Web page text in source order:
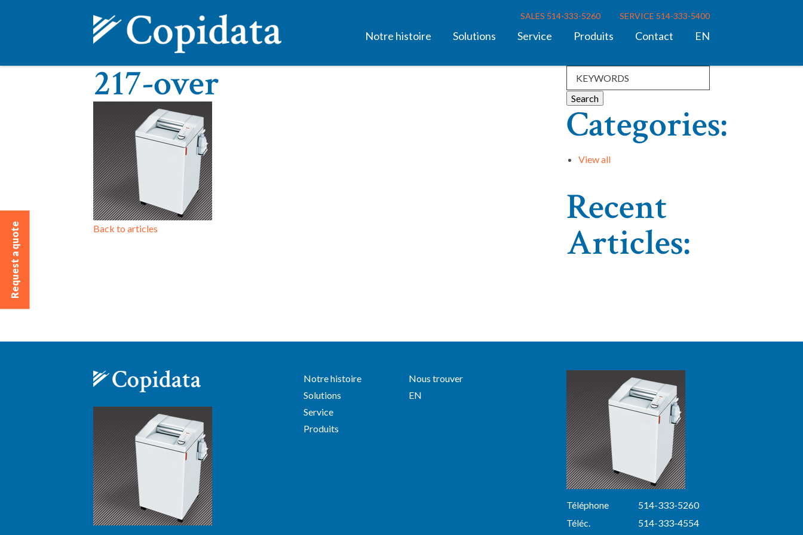
SALES 514-333-5260 SERVICE 514-333-5400
Notre histoire Solutions Service Produits Contact EN
Request a quote
217-over
Back to articles
Categories:
View all
Recent
Articles:
Notre histoire
Solutions
Service
Produits
Nous trouver
EN
Téléphone
514-333-5260
Téléc.
514-333-4554